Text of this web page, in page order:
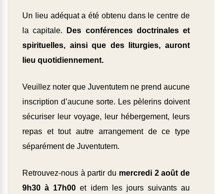
Un lieu adéquat a été obtenu dans le centre de
la capitale.
Des conférences doctrinales et
spirituelles, ainsi que des liturgies, auront
lieu quotidiennement.
Veuillez noter que Juventutem ne prend aucune
inscription d’aucune sorte. Les pèlerins doivent
sécuriser leur voyage, leur hébergement, leurs
repas et tout autre arrangement de ce type
séparément de Juventutem.
Retrouvez-nous à partir du mercredi 2 août de
9h30 à 17h00 et idem les jours suivants au